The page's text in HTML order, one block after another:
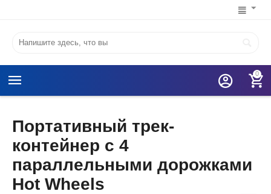
0
Портативный трек-
контейнер с 4
параллельными дорожками
Hot Wheels